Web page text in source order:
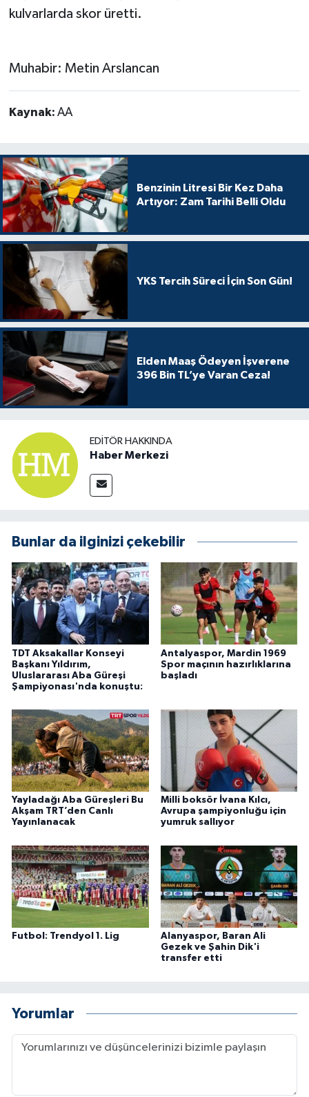
kulvarlarda skor üretti.
Muhabir: Metin Arslancan
Kaynak: AA
Benzinin Litresi Bir Kez Daha
Artıyor: Zam Tarihi Belli Oldu
YKS Tercih Süreci İçin Son Gün!
Elden Maaş Ödeyen İşverene
396 Bin TL’ye Varan Ceza!
EDITÖR HAKKINDA
Haber Merkezi
Bunlar da ilginizi çekebilir
TDT Aksakallar Konseyi
Başkanı Yıldırım,
Uluslararası Aba Güreşi
Şampiyonası'nda konuştu:
Antalyaspor, Mardin 1969
Spor maçının hazırlıklarına
başladı
Yayladağı Aba Güreşleri Bu
Akşam TRT’den Canlı
Yayınlanacak
Milli boksör İvana Kılcı,
Avrupa şampiyonluğu için
yumruk sallıyor
Futbol: Trendyol 1. Lig
Alanyaspor, Baran Ali
Gezek ve Şahin Dik'i
transfer etti
Yorumlar